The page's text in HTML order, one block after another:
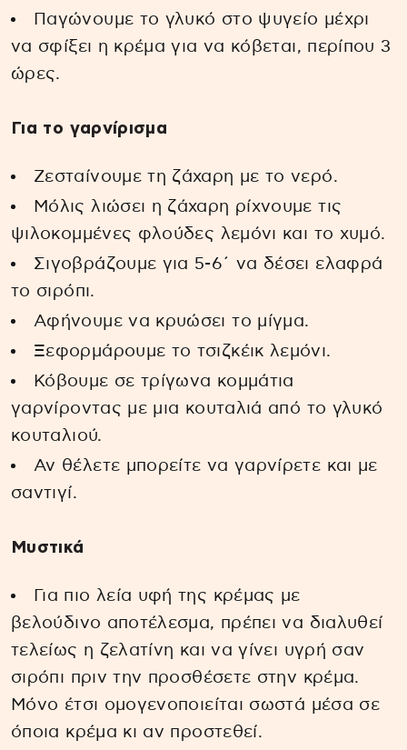
Παγώνουμε το γλυκό στο ψυγείο μέχρι
να σφίξει η κρέμα για να κόβεται, περίπου 3
ώρες.
Για το γαρνίρισμα
Ζεσταίνουμε τη ζάχαρη με το νερό.
Μόλις λιώσει η ζάχαρη ρίχνουμε τις
ψιλοκομμένες φλούδες λεμόνι και το χυμό.
Σιγοβράζουμε για 5-6΄ να δέσει ελαφρά
το σιρόπι.
Αφήνουμε να κρυώσει το μίγμα.
Ξεφορμάρουμε το τσιζκέικ λεμόνι.
Κόβουμε σε τρίγωνα κομμάτια
γαρνίροντας με μια κουταλιά από το γλυκό
κουταλιού.
Αν θέλετε μπορείτε να γαρνίρετε και με
σαντιγί.
Μυστικά
Για πιο λεία υφή της κρέμας με
βελούδινο αποτέλεσμα, πρέπει να διαλυθεί
τελείως η ζελατίνη και να γίνει υγρή σαν
σιρόπι πριν την προσθέσετε στην κρέμα.
Μόνο έτσι ομογενοποιείται σωστά μέσα σε
όποια κρέμα κι αν προστεθεί.